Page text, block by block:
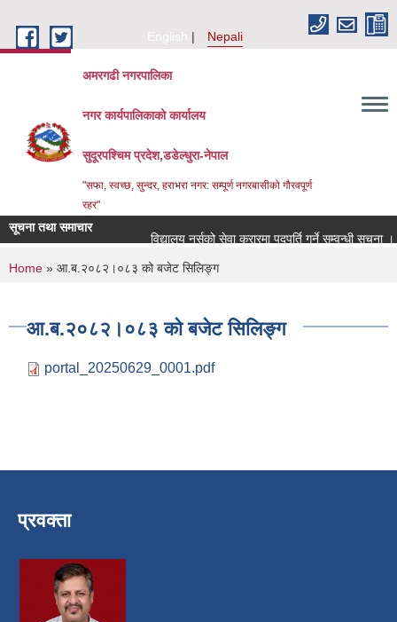
English
Nepali
अमरगढी नगरपालिका
नगर कार्यपालिकाको कार्यालय
सुदूरपश्चिम प्रदेश,डडेल्धुरा-नेपाल
"सफा, स्वच्छ, सुन्दर, हराभरा नगर: सम्पूर्ण नगरबासीको गौरवपूर्ण
रहर"
सूचना तथा समाचार
विद्यालय नर्सको सेवा करारमा पदपूर्ति गर्ने सम्वन्धी सूचना ।।
You are here
Home » आ.ब.२०८२।०८३ को बजेट सिलिङ्ग
आ.ब.२०८२।०८३ को बजेट सिलिङ्ग
portal_20250629_0001.pdf
प्रवक्ता